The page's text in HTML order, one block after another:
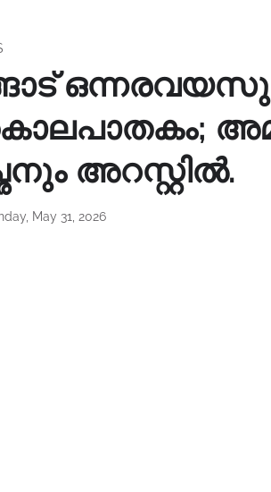
അറസ്റ്റിൽ.
May 31, 2026